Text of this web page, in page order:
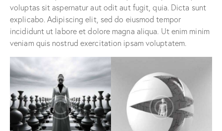
voluptas sit aspernatur aut odit aut fugit, quia. Dicta sunt
explicabo. Adipiscing elit, sed do eiusmod tempor
incididunt ut labore et dolore magna aliqua. Ut enim minim
veniam quis nostrud exercitation ipsam voluptatem.